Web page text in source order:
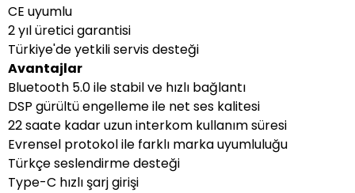
CE uyumlu
2 yıl üretici garantisi
Türkiye'de yetkili servis desteği
Avantajlar
Bluetooth 5.0 ile stabil ve hızlı bağlantı
DSP gürültü engelleme ile net ses kalitesi
22 saate kadar uzun interkom kullanım süresi
Evrensel protokol ile farklı marka uyumluluğu
Türkçe seslendirme desteği
Type-C hızlı şarj girişi